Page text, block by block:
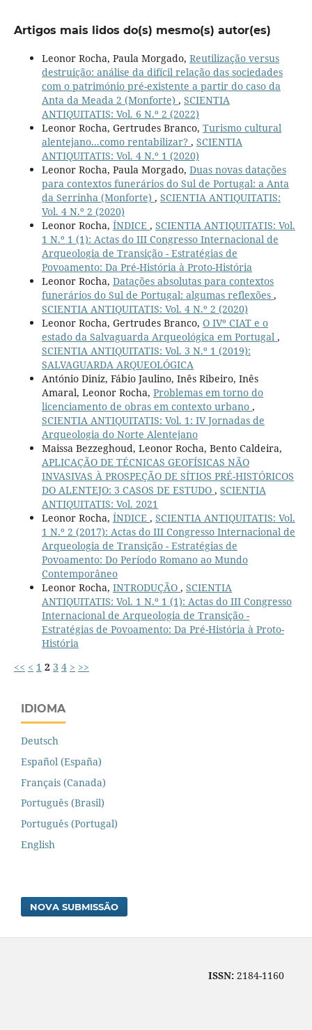
Artigos mais lidos do(s) mesmo(s) autor(es)
Leonor Rocha, Paula Morgado, Reutilização versus
destruição: análise da difícil relação das sociedades
com o património pré-existente a partir do caso da
Anta da Meada 2 (Monforte) , SCIENTIA
ANTIQUITATIS: Vol. 6 N.º 2 (2022)
Leonor Rocha, Gertrudes Branco, Turismo cultural
alentejano...como rentabilizar? , SCIENTIA
ANTIQUITATIS: Vol. 4 N.º 1 (2020)
Leonor Rocha, Paula Morgado, Duas novas datações
para contextos funerários do Sul de Portugal: a Anta
da Serrinha (Monforte) , SCIENTIA ANTIQUITATIS:
Vol. 4 N.º 2 (2020)
Leonor Rocha, ÍNDICE , SCIENTIA ANTIQUITATIS: Vol.
1 N.º 1 (1): Actas do III Congresso Internacional de
Arqueologia de Transição - Estratégias de
Povoamento: Da Pré-História à Proto-História
Leonor Rocha, Datações absolutas para contextos
funerários do Sul de Portugal: algumas reflexões ,
SCIENTIA ANTIQUITATIS: Vol. 4 N.º 2 (2020)
Leonor Rocha, Gertrudes Branco, O IVº CIAT e o
estado da Salvaguarda Arqueológica em Portugal ,
SCIENTIA ANTIQUITATIS: Vol. 3 N.º 1 (2019):
SALVAGUARDA ARQUEOLÓGICA
António Diniz, Fábio Jaulino, Inês Ribeiro, Inês
Amaral, Leonor Rocha, Problemas em torno do
licenciamento de obras em contexto urbano ,
SCIENTIA ANTIQUITATIS: Vol. 1: IV Jornadas de
Arqueologia do Norte Alentejano
Maissa Bezzeghoud, Leonor Rocha, Bento Caldeira,
APLICAÇÃO DE TÉCNICAS GEOFÍSICAS NÃO
INVASIVAS À PROSPEÇÃO DE SÍTIOS PRÉ-HISTÓRICOS
DO ALENTEJO: 3 CASOS DE ESTUDO , SCIENTIA
ANTIQUITATIS: Vol. 2021
Leonor Rocha, ÍNDICE , SCIENTIA ANTIQUITATIS: Vol.
1 N.º 2 (2017): Actas do III Congresso Internacional de
Arqueologia de Transição - Estratégias de
Povoamento: Do Período Romano ao Mundo
Contemporâneo
Leonor Rocha, INTRODUÇÃO , SCIENTIA
ANTIQUITATIS: Vol. 1 N.º 1 (1): Actas do III Congresso
Internacional de Arqueologia de Transição -
Estratégias de Povoamento: Da Pré-História à Proto-
História
<< < 1 2 3 4 > >>
IDIOMA
Deutsch
Español (España)
Français (Canada)
Português (Brasil)
Português (Portugal)
English
NOVA SUBMISSÃO
ISSN: 2184-1160